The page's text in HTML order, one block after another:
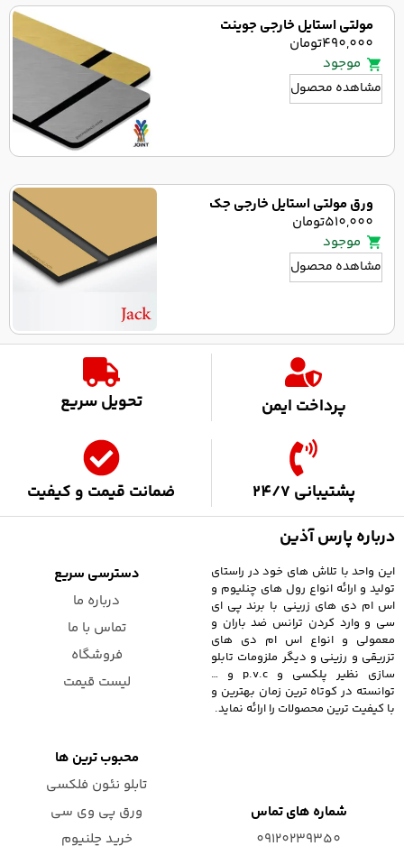
مولتی استایل خارجی جوینت
490,000تومان
موجود
مشاهده محصول
ورق مولتی استایل خارجی جک
510,000تومان
موجود
مشاهده محصول
پرداخت ایمن تحویل سریع
پشتیبانی 24/7
ضمانت قیمت و کیفیت
درباره پارس آذین
این واحد با تلاش های خود در راستای
تولید و ارائه انواع رول های چنلیوم و
اس ام دی های زرینی با برند پی ای
سی و وارد کردن ترانس ضد باران و
معمولی و انواع اس ام دی های
تزریقی و رزینی و دیگر ملزومات تابلو
سازی نظیر پلکسی و p.v.c و …
توانسته در کوتاه ترین زمان بهترین و
با کیفیت ترین محصولات را ارائه نماید.
دسترسی سریع
درباره ما
تماس با ما
فروشگاه
لیست قیمت
شماره های تماس
09120239350
محبوب ترین ها
تابلو نئون فلکسی
ورق پی وی سی
خرید چلنیوم